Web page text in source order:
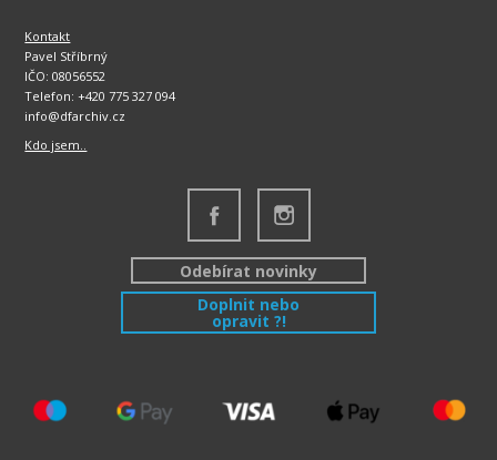
Kontakt
Pavel Stříbrný
IČO: 08056552
Telefon: +420 775 327 094
info@dfarchiv.cz
Kdo jsem..
Odebírat novinky
Doplnit nebo
opravit ?!